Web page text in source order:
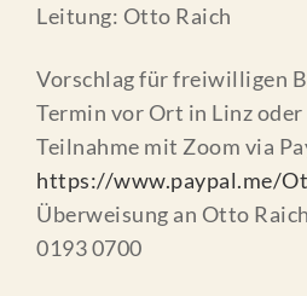
Leitung: Otto Raich
Vorschlag für freiwilligen
Termin vor Ort in Linz
Teilnahme mit Zoom via
https://www.paypal.me/
Überweisung an Otto
0193 0700